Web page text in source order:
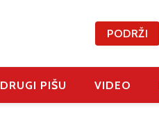
PODRŽI
DRUGI PIŠU VIDEO